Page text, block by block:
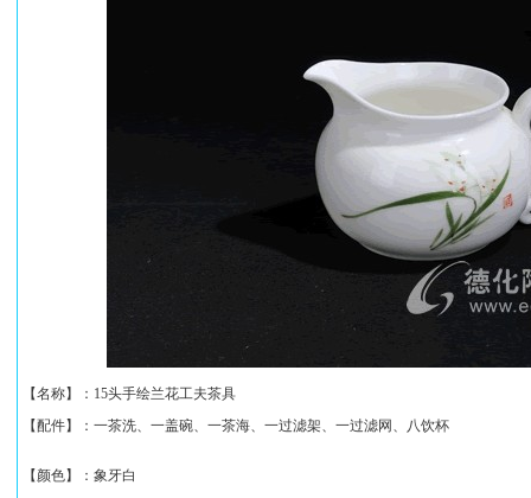
【名称】： 15头手绘兰花工夫茶具
【配件】： 一茶洗、一盖碗、一茶海、一过滤架、一过滤网、八饮杯
【颜色】：象牙白